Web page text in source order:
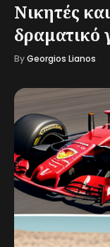
Νικητές
δραματικό
ByGeorgios Lianos